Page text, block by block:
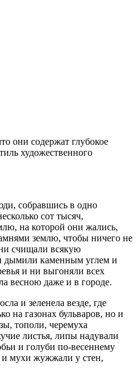
они содержат глубокое
художественного
собравшись в одно
сот тысяч,
на которой они жались,
землю, чтобы ничего не
счищали всякую
дымили каменным углем и
и ни выгоняли всех
весною даже и в городе.
и зеленела везде, где
на газонах бульваров, но и
тополи, черемуха
листья, липы надували
и голуби по-весеннему
и мухи жужжали у стен,